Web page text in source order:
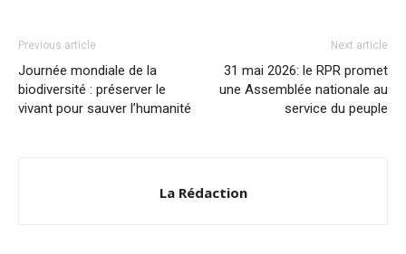
Previous article
Journée mondiale de la
biodiversité : préserver le
vivant pour sauver l’humanité
Next article
31 mai 2026: le RPR promet
une Assemblée nationale au
service du peuple
La Rédaction